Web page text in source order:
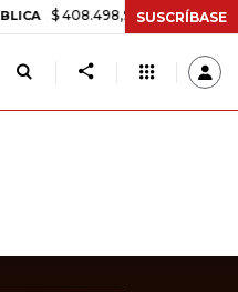
$ 408.498,97 +$ 8.753,81 +2,19%
SUSCRÍBASE